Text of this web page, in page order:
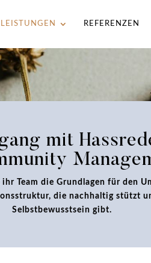
LEISTUNGEN REFERENZEN
mit
Team die Grundlagen für den
die nachhaltig stützt
Selbstbewusstsein gibt.